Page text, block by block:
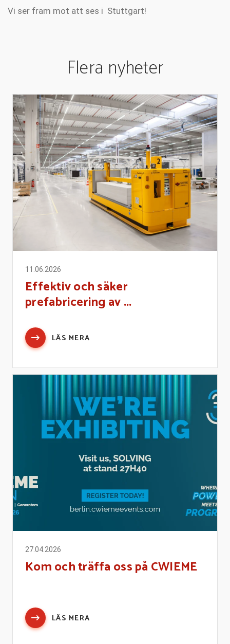
Vi ser fram mot att ses i Stuttgart!
Flera nyheter
11.06.2026
Effektiv och säker
prefabricering av ...
LÄS MERA
27.04.2026
Kom och träffa oss på CWIEME
LÄS MERA